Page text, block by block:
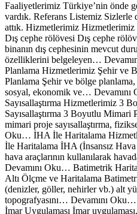
Faaliyetlerimiz Türkiye’nin önde
vardık. Referans Listemiz Sizlerle
attık. Hizmetlerimiz
Dış cephe rölövesi Dış cephe
binanın dış cephesinin mevcut
özelliklerini belgeleyen…
Planlama Hizmetlerimiz Şehir ve
Planlama Şehir ve bölge
sosyal, ekonomik ve…
Sayısallaştırma Hizmetlerimiz 3
Sayısallaştırma 3 Boyutlu Mimari
mimari proje sayısallaştırma,
Oku… İHA İle Haritalama
İle Haritalama İHA (İnsansız Hava
hava araçlarının kullanılarak
Devamını Oku… Batimetrik
Altı Ölçme ve Haritalama
(denizler, göller, nehirler vb.) alt
topografyasını… Devamını
İmar Uygulaması İmar